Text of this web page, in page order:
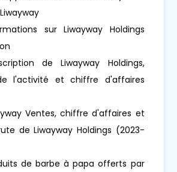
sur Liwayway Holdings
de Liwayway Holdings,
l'activité et chiffre d'affaires
Ventes, chiffre d'affaires et
de Liwayway Holdings (2023-
de barbe à papa offerts par